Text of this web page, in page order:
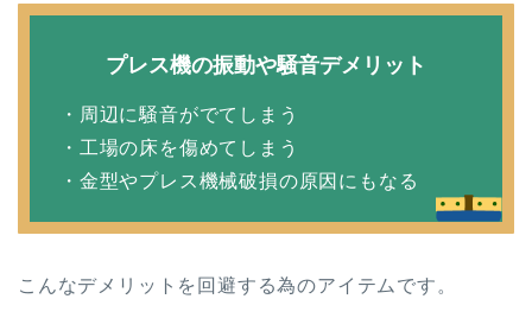
プレス機の振動や騒音デメリット
・周辺に騒音がでてしまう
・工場の床を傷めてしまう
・金型やプレス機械破損の原因にもなる
こんなデメリットを回避する為のアイテムです。